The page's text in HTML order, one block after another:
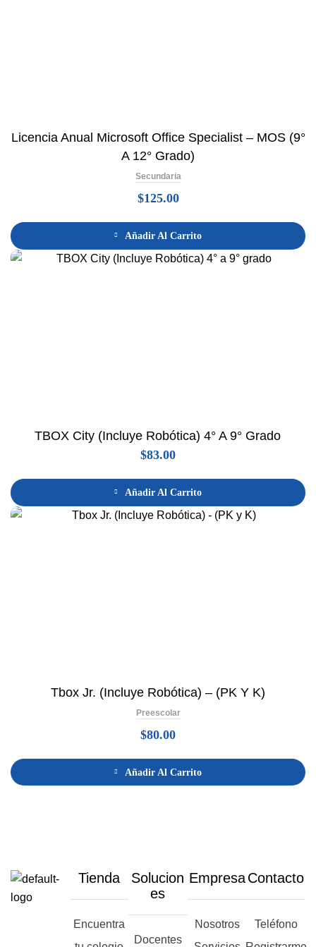
Licencia Anual Microsoft Office Specialist – MOS (9°
A 12° Grado)
Secundaria
$125.00
Añadir Al Carrito
TBOX City (Incluye Robótica) 4° A 9° Grado
$83.00
Añadir Al Carrito
Tbox Jr. (Incluye Robótica) – (PK Y K)
Preescolar
$80.00
Añadir Al Carrito
Tienda
Encuentra
Solucion
es
Docentes
Empresa
Nosotros
Contacto
Teléfono